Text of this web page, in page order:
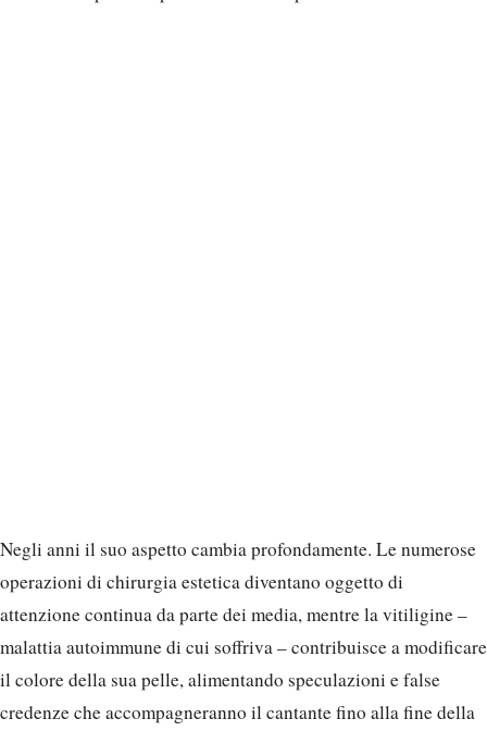
Negli anni il suo aspetto cambia profondamente. Le numerose
operazioni di chirurgia estetica diventano oggetto di
attenzione continua da parte dei media, mentre la vitiligine –
malattia autoimmune di cui soffriva – contribuisce a modificare
il colore della sua pelle, alimentando speculazioni e false
credenze che accompagneranno il cantante fino alla fine della